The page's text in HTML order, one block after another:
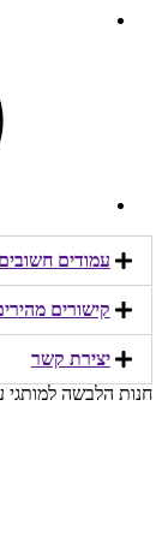
עמודים חשובים
קישורים
יצירת קשר​
חנות הלבשה למותגי